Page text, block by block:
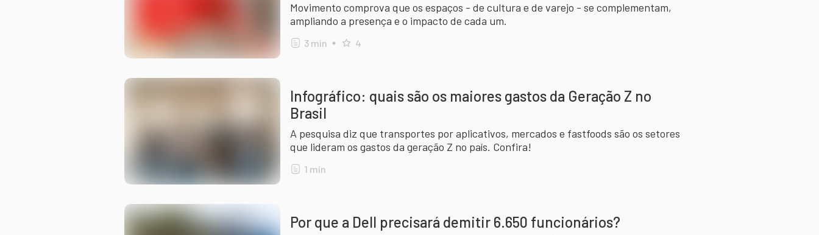
Movimento comprova que os espaços - de cultura e de varejo - se complementam,
ampliando a presença e o impacto de cada um.
3 min 4
Infográfico: quais são os maiores gastos da Geração Z no
Brasil
A pesquisa diz que transportes por aplicativos, mercados e fastfoods são os setores
que lideram os gastos da geração Z no país. Confira!
1 min
Por que a Dell precisará demitir 6.650 funcionários?